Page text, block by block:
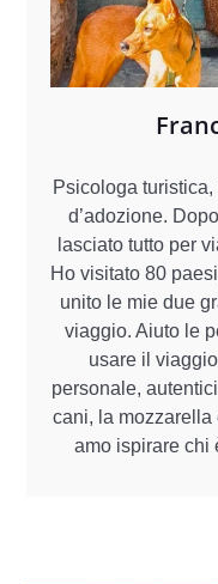
Psicologa
d’adozione.
lasciato tutto per
Ho visitato 80
unito le mie due
viaggio. Aiuto le
usare il
personale,
cani, la mozzarella
amo ispirare chi